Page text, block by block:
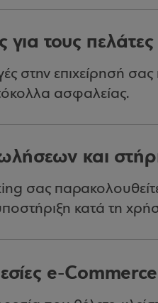
τους
στην επιχείρησή
ασφαλείας.
και
σας παρακολουθείτε
κατά τη
e-